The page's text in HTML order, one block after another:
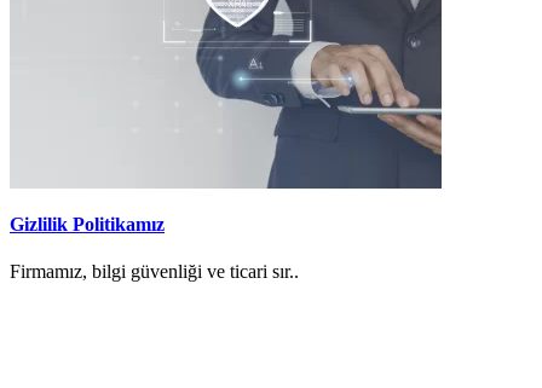
Gizlilik Politikamız
Firmamız, bilgi güvenliği ve ticari sır..